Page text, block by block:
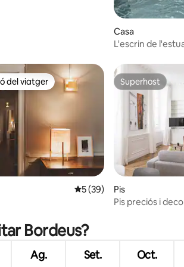
Casa
L'escrin de
total de 5; 39 avaluacions
dels viatgers
del viatger
5 de puntuació mitjana
5 (39)
Superhost
Superhost
Pis
Pis preciós i
Bordeus?
Ag. Set. Oct.